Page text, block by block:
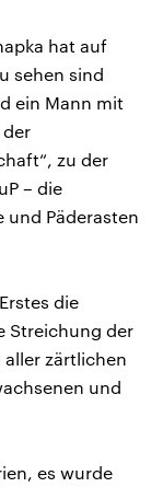
hat auf
sehen sind
ein Mann mit
zu der
– die
und Päderasten
die
Streichung der
aller zärtlichen
und
es wurde